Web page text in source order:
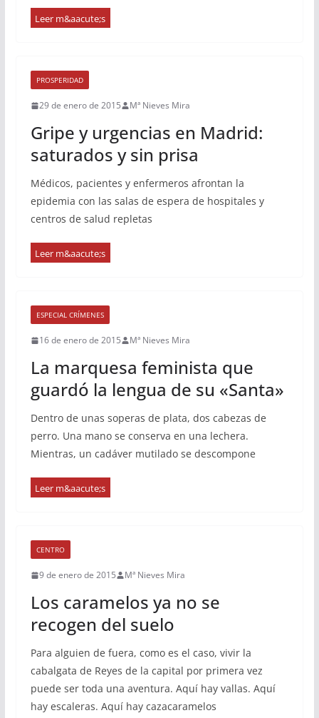
PROSPERIDAD
29 de enero de 2015 Mª Nieves Mira
Gripe y urgencias en Madrid:
saturados y sin prisa
Médicos, pacientes y enfermeros afrontan la
epidemia con las salas de espera de hospitales y
centros de salud repletas
ESPECIAL CRÍMENES
16 de enero de 2015 Mª Nieves Mira
La marquesa feminista que
guardó la lengua de su «Santa»
Dentro de unas soperas de plata, dos cabezas de
perro. Una mano se conserva en una lechera.
Mientras, un cadáver mutilado se descompone
CENTRO
9 de enero de 2015 Mª Nieves Mira
Los caramelos ya no se
recogen del suelo
Para alguien de fuera, como es el caso, vivir la
cabalgata de Reyes de la capital por primera vez
puede ser toda una aventura. Aquí hay vallas. Aquí
hay escaleras. Aquí hay cazacaramelos